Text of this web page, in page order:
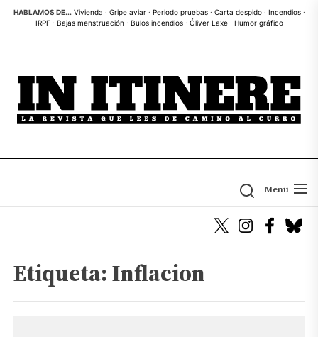
SkipHABLAMOS DE... Vivienda · Gripe aviar· Periodo pruebas· Carta despido· Incendios·
IRPF· Bajas menstruación · Bulos incendios· Óliver Laxe· Humor gráfico
Menu
Etiqueta:Inflacion